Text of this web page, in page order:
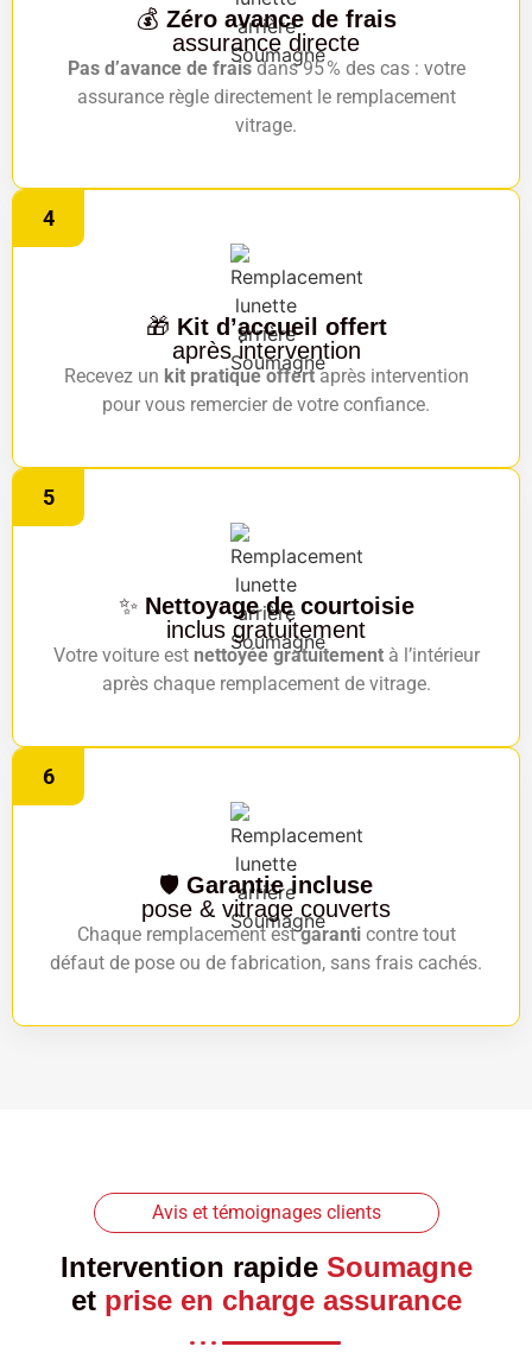
💰 Zéro avance de frais
assurance directe
Pas d’avance de fraisdans 95 % des cas : votre
assurance règle directement le remplacement
vitrage.
4
🎁 Kit d’accueil offert
après intervention
Recevez un kit pratique offertaprès intervention
pour vous remercier de votre confiance.
5
✨ Nettoyage de courtoisie
inclus gratuitement
Votre voiture est nettoyée gratuitementà l’intérieur
après chaque remplacement de vitrage.
6
🛡️ Garantie incluse
pose & vitrage couverts
Chaque remplacement estgaranticontre tout
défaut de pose ou de fabrication, sans frais cachés.
Avis et témoignages clients
Intervention rapide Soumagne
et prise en charge assurance